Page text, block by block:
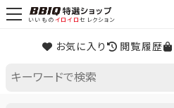
いいものイロイロセレクション
お気に入り 閲覧履歴